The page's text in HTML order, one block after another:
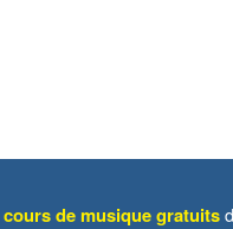
cours de musique gratuits